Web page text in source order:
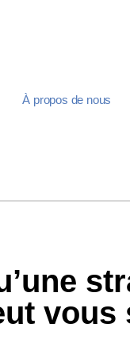
À propos de nous
vous